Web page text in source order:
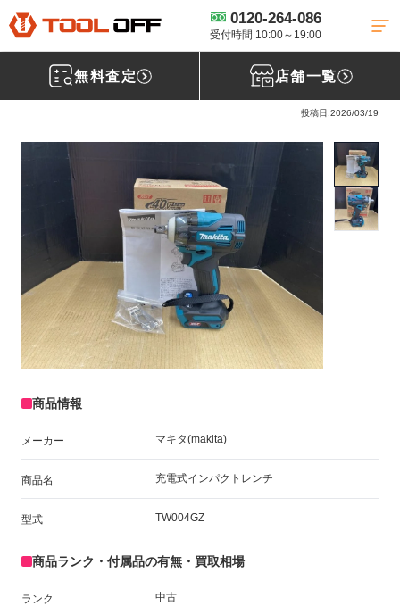
0120-264-086
受付時間 10:00～19:00
無料査定 店舗一覧
工具買取TOP インパクトレンチ買取
マキタ-インパクトレンチ買取
【買取実績】 マキタ 充電式インパクトレンチ TW004GZ【千葉県野田市】柏店
マキタ(makita) 充電式インパクトレンチ TW004GZ
投稿日:2026/03/19
商品情報
メーカー マキタ(makita)
商品名 充電式インパクトレンチ
型式 TW004GZ
商品ランク・付属品の有無・買取相場
ランク 中古